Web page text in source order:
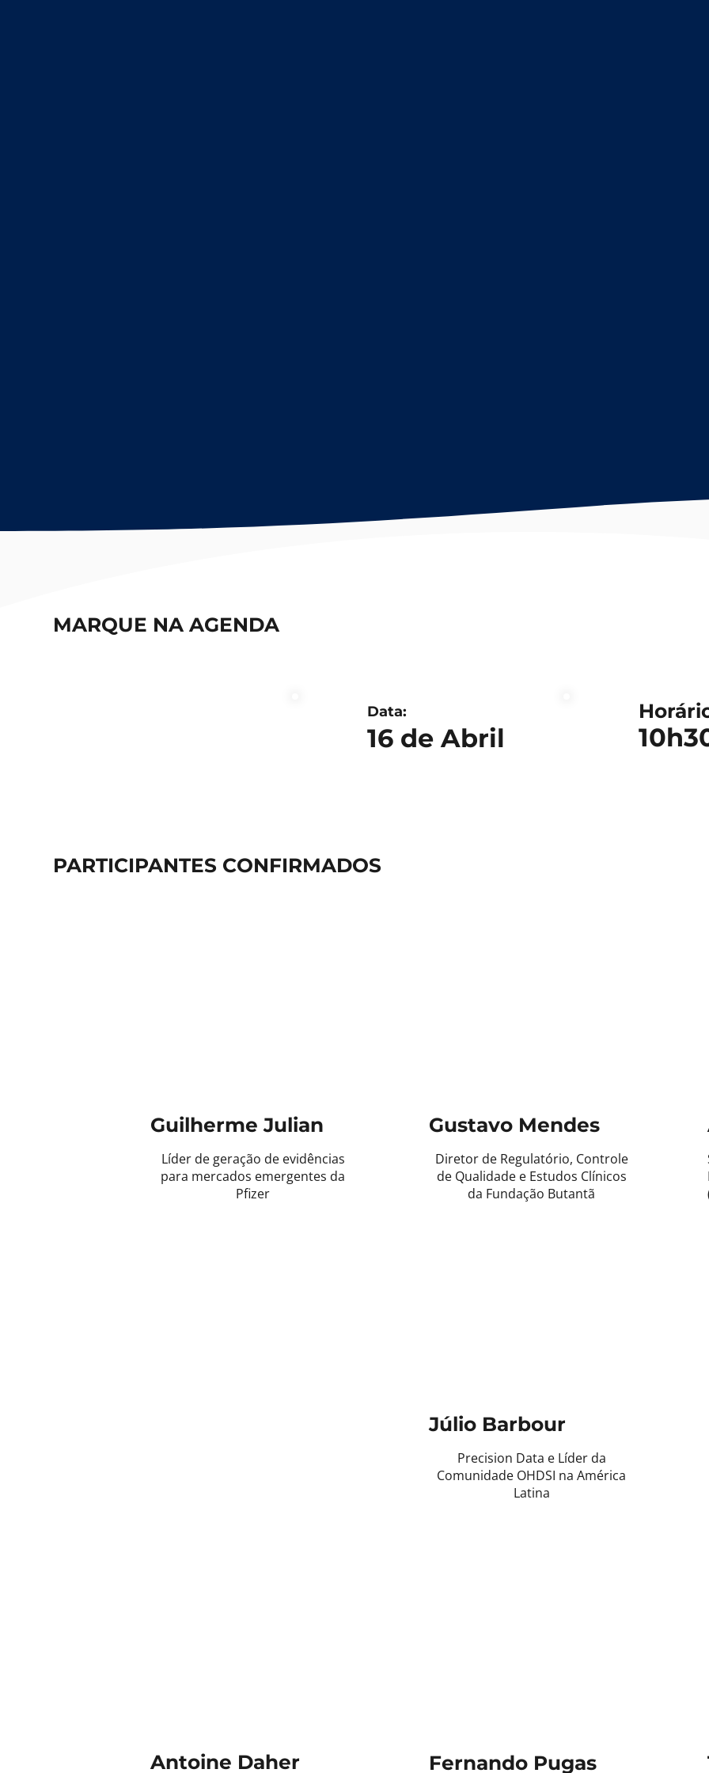
MARQUE NAAGENDA
Data:
16 de Abril
PARTICIPANTES CONFIRMADOS
Líder de geração de evidências
para mercados emergentes da
Pfizer
Guilherme Julian
Diretor de Regulatório, Controle
de Qualidade e Estudos Clínicos
da Fundação Butantã
Gustavo Mendes
Precision Data e Líder da
Comunidade OHDSI na América
Latina
Júlio Barbour
Antoine Daher Fernando Pugas